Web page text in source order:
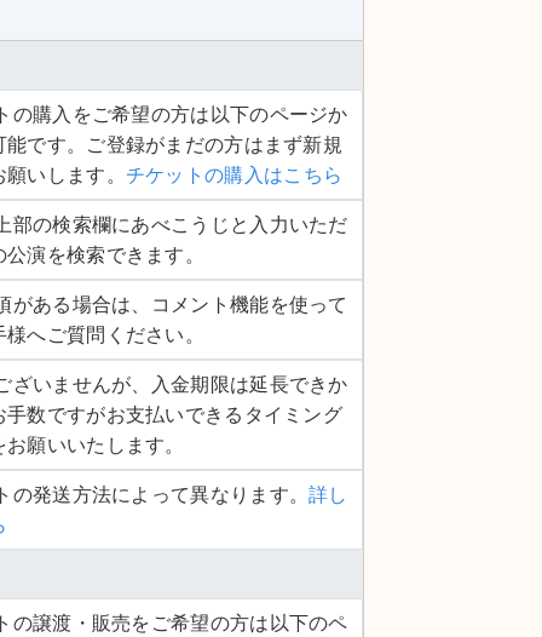
の購入をご希望の方は以下のページか
能です。ご登録がまだの方はまず新規
いします。 チケットの購入はこちら
部の検索欄にあべこうじと入力いただ
公演を検索できます。
がある場合は、コメント機能を使って
へご質問ください。
ざいませんが、入金期限は延長できか
手数ですがお支払いできるタイミング
願いいたします。
の発送方法によって異なります。詳し
の譲渡・販売をご希望の方は以下のペ